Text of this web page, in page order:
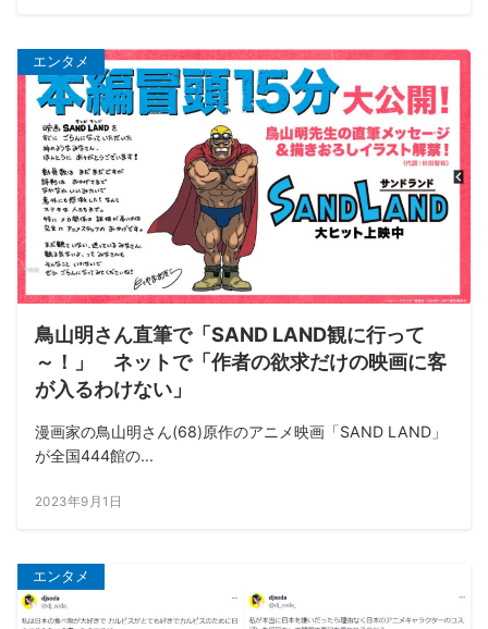
エンタメ
鳥山明さん直筆で「SAND LAND観に行って
～！」 ネットで「作者の欲求だけの映画に客
が入るわけない」
漫画家の鳥山明さん(68)原作のアニメ映画「SAND LAND」
が全国444館の...
2023年9月1日
エンタメ